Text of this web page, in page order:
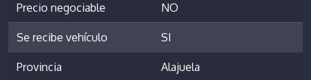
Precio negociable NO
Se recibe vehículo SI
Provincia Alajuela